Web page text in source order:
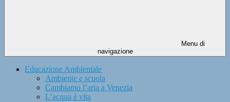
Menu di
navigazione
Educazione Ambientale
Ambiente e scuola
Cambiamo l’aria a Venezia
L’acqua è vita